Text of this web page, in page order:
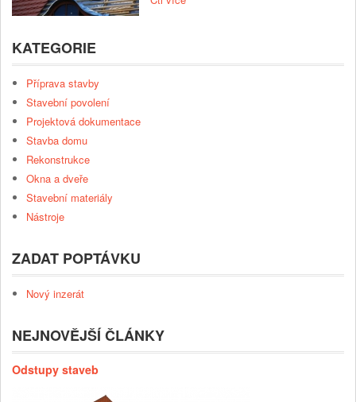
KATEGORIE
Příprava stavby
Stavební povolení
Projektová dokumentace
Stavba domu
Rekonstrukce
Okna a dveře
Stavební materiály
Nástroje
ZADAT POPTÁVKU
Nový inzerát
NEJNOVĚJŠÍ ČLÁNKY
Odstupy staveb